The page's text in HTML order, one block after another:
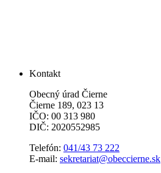
Kontakt
Obecný úrad Čierne
Čierne 189, 023 13
IČO: 00 313 980
DIČ: 2020552985
Telefón: 041/43 73 222
E-mail: sekretariat@obeccierne.sk